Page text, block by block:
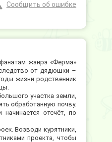
Сообщить об ошибке
жанра «Ферма»
от дядюшки –
жизни родственник
участка земли,
обработанную почву.
отсчёт, по
Возводи курятники,
проекта, чтобы